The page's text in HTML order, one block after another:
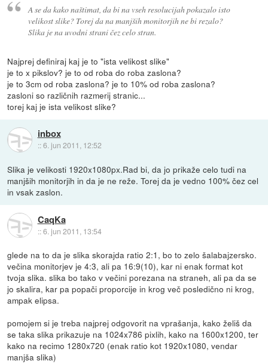
A se da kako naštimat, da bi na vseh resolucijah pokazalo isto
velikost slike? Torej da na manjših monitorjih ne bi rezalo?
Slika je na uvodni strani čez celo stran.
Najprej definiraj kaj je to "ista velikost slike"
je to x pikslov? je to od roba do roba zaslona?
je to 3cm od roba zaslona? je to 10% od roba zaslona?
zasloni so različnih razmerij stranic...
torej kaj je ista velikost slike?
inbox
::6. jun 2011, 12:52
Slika je velikosti 1920x1080px.Rad bi, da jo prikaže celo tudi na
manjših monitorjih in da je ne reže. Torej da je vedno 100% čez cel
in vsak zaslon.
CaqKa
::6. jun 2011, 13:54
glede na to da je slika skorajda ratio 2:1, bo to zelo šalabajzersko.
večina monitorjev je 4:3, ali pa 16:9(10), kar ni enak format kot
tvoja slika. slika bo tako v večini porezana na straneh, ali pa da se
jo skalira, kar pa popači proporcije in krog več posledično ni krog,
ampak elipsa.
pomojem si je treba najprej odgovorit na vprašanja, kako želiš da
se taka slika prikazuje na 1024x786 pixlih, kako na 1600x1200, ter
kako na recimo 1280x720 (enak ratio kot 1920x1080, vendar
manjša slika)